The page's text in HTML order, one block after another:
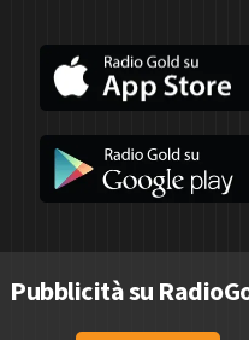
Pubblicità su